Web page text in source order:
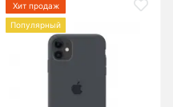
Хит продаж
Популярный